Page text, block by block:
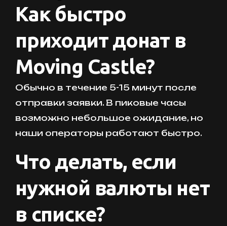
Как быстро
приходит донат в
Moving Castle?
Обычно в течение 5-15 минут после
отправки заявки. В пиковые часы
возможно небольшое ожидание, но
наши операторы работают быстро.
Что делать, если
нужной валюты нет
в списке?